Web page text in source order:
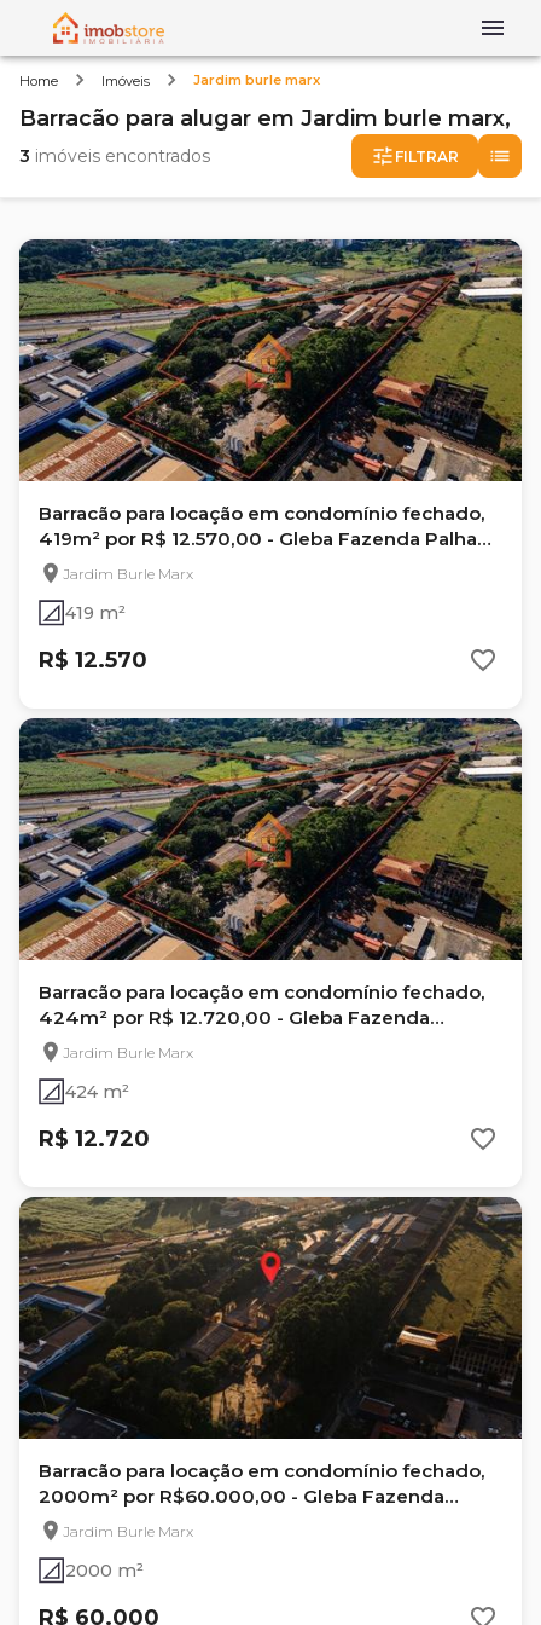
Home Imóveis Jardim burle marx
Barracão para alugar em Jardim burle marx,
3 imóveis encontrados FILTRAR
Barracão para locação em condomínio fechado,
419m² por R$ 12.570,00 - Gleba Fazenda Palhano
- Londrina, Pr
Jardim Burle Marx
419 m²
R$ 12.570
Barracão para locação em condomínio fechado,
424m² por R$ 12.720,00 - Gleba Fazenda
Palhano - Londrina, Pr
Jardim Burle Marx
424 m²
R$ 12.720
Barracão para locação em condomínio fechado,
2000m² por R$60.000,00 - Gleba Fazenda
Palhano
Jardim Burle Marx
2000 m²
R$ 60.000